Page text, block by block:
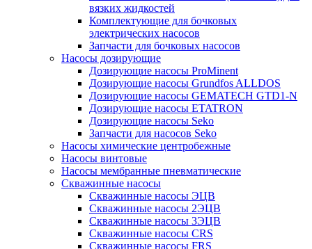
вязких жидкостей
Комплектующие для бочковых
электрических насосов
Запчасти для бочковых насосов
Насосы дозирующие
Дозирующие насосы ProMinent
Дозирующие насосы Grundfos ALLDOS
Дозирующие насосы GEMATECH GTD1-N
Дозирующие насосы ETATRON
Дозирующие насосы Seko
Запчасти для насосов Seko
Насосы химические центробежные
Насосы винтовые
Насосы мембранные пневматические
Скважинные насосы
Скважинные насосы ЭЦВ
Скважинные насосы 2ЭЦВ
Скважинные насосы 3ЭЦВ
Скважинные насосы CRS
Скважинные насосы FRS